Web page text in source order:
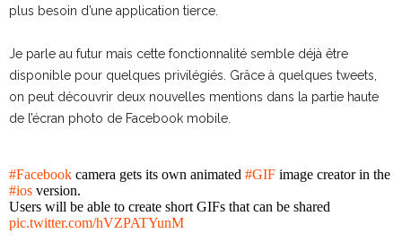
plus besoin d’une application tierce.
Je parle au futur mais cette fonctionnalité semble déjà être
disponible pour quelques privilégiés. Grâce à quelques tweets,
on peut découvrir deux nouvelles mentions dans la partie haute
de l’écran photo de Facebook mobile.
#Facebook camera gets its own animated #GIF image creator in the
#ios version.
Users will be able to create short GIFs that can be shared
pic.twitter.com/hVZPATYunM